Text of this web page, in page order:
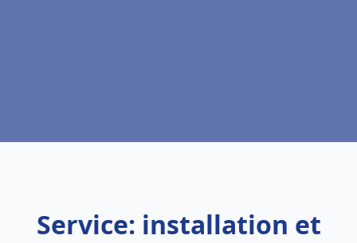
Service: installation et